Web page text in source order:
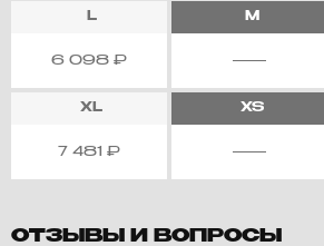
L
6 098 ₽
M
XL
7 481 ₽
XS
ОТЗЫВЫ И ВОПРОСЫ